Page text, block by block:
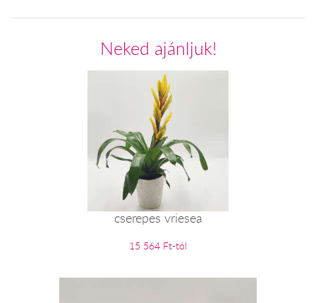
Neked ajánljuk!
cserepes vriesea
15 564 Ft-tól